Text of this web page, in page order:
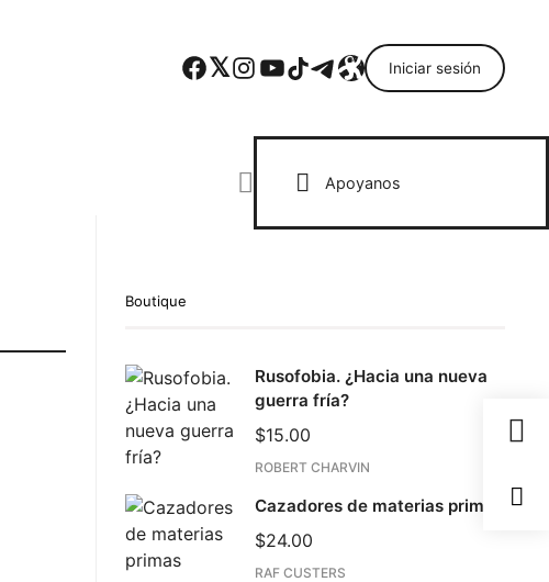
Facebook Twitter Instagram YouTube TikTok Telegram Enlace Iniciar sesión
Apoyanos
Boutique
Rusofobia. ¿Hacia una nueva
guerra fría?
$15.00
ROBERT CHARVIN
Cazadores de materias primas
$24.00
RAF CUSTERS